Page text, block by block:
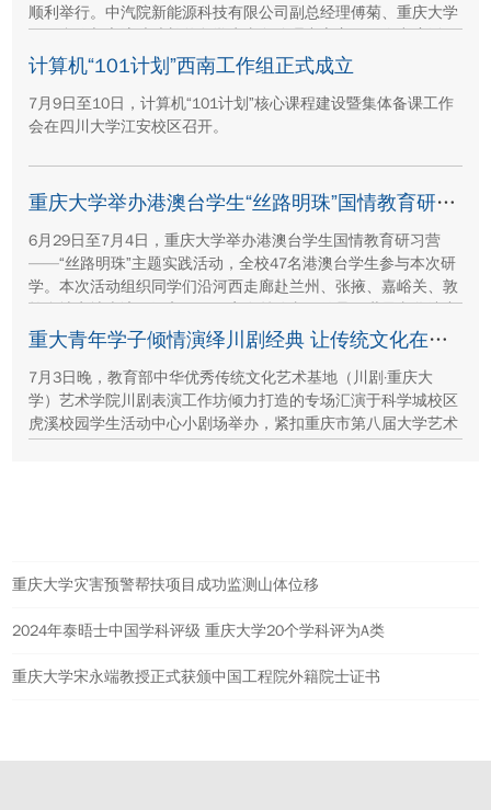
顺利举行。中汽院新能源科技有限公司副总经理傅菊、重庆大学
国际合作与交流处处长兼留学生事务管理中心主任阳春出席活
动，双方相关职能负责人、教师代表及来华留学生代表共同参
与。
计算机“101计划”西南工作组正式成立
7月9日至10日，计算机“101计划”核心课程建设暨集体备课工作
会在四川大学江安校区召开。
重庆大学举办港澳台学生“丝路明珠”国情教育研习营
6月29日至7月4日，重庆大学举办港澳台学生国情教育研习营
——“丝路明珠”主题实践活动，全校47名港澳台学生参与本次研
学。本次活动组织同学们沿河西走廊赴兰州、张掖、嘉峪关、敦
煌多地实地走访，深入了解国家在丝路文明传承、世界文化遗产
保护、西北地质生态治理等方面的建设成就与发展路径。
重大青年学子倾情演绎川剧经典 让传统文化在校园“活”起来
7月3日晚，教育部中华优秀传统文化艺术基地（川剧·重庆大
学）艺术学院川剧表演工作坊倾力打造的专场汇演于科学城校区
虎溪校园学生活动中心小剧场举办，紧扣重庆市第八届大学艺术
重庆大学灾害预警帮扶项目成功监测山体位移
2024年泰晤士中国学科评级 重庆大学20个学科评为A类
重庆大学宋永端教授正式获颁中国工程院外籍院士证书